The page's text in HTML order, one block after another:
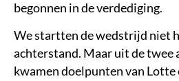
begonnen in de verdediging.
We startten de wedstrijd niet
achterstand. Maar uit de twee
kwamen doelpunten van Lotte